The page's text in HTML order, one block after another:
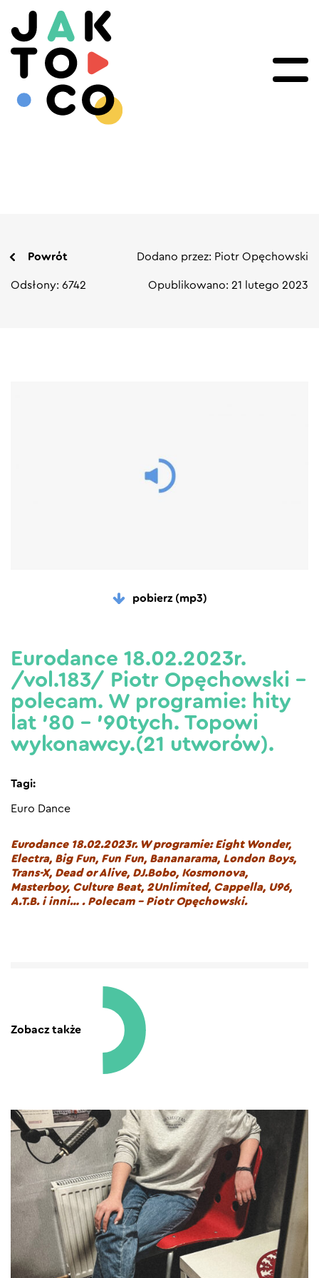
Powrót Dodano przez: Piotr Opęchowski
Odsłony: 6742 Opublikowano: 21 lutego 2023
pobierz (mp3)
Eurodance 18.02.2023r.
/vol.183/ Piotr Opęchowski –
polecam. W programie: hity
lat ’80 – ’90tych. Topowi
wykonawcy.(21 utworów).
Tagi:
Euro Dance
Eurodance 18.02.2023r. W programie: Eight Wonder,
Electra, Big Fun, Fun Fun, Bananarama, London Boys,
Trans-X, Dead or Alive, DJ.Bobo, Kosmonova,
Masterboy, Culture Beat, 2Unlimited, Cappella, U96,
A.T.B. i inni… . Polecam – Piotr Opęchowski.
Zobacz także